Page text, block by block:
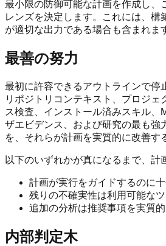
最小限の防御可能な計画を作成し、
レンズを決定します。これには、構
が適切な出力である場合も含まれま
最善の努力
最初に許容できるアウトラインで停
リポジトリコンテキスト、プロジェ
ス検査、インストール済みスキル、
ザエビデンス、および研究の最も強
を、それらが計画を実質的に改善す
以下のいずれかが真になるまで、計
計画が実行をガイドするのに
残りの不確実性は利用可能な
追加の分析は推奨事項を実質
内部判定木